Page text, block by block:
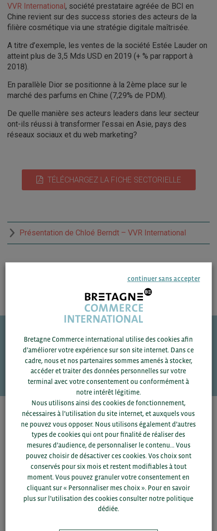
VVR International, société prestataire agréée de BCI en
Chine revient sur des success stories des acteurs de la
filière cosmétique via une stratégie digitale maîtrisée.
A titre d’exemple, les ventes de la société Estée Lauder on
atteint plus de 3,5 Mds USD en 2019 (+ % par rapport à
2018).
En parallèle Dior se positionne à la 2ème place sur le
marché des parfums en Chine (7,29% de PDM).
De quelle manière ses acteurs leaders dans leur secteur
ont-ils réussi à transformer l’essai en Asie, pays des
réseaux sociaux et du web marketing?
TÉLÉCHARGEZ LA FICHE SECTORIELLE
Présentation de Chloé Berndt – VVR International
Une question ?
VOS CONTACTS
Pour voir les contacts, merci de renseigner votre
département et votre secteur ou connectez-vous.
SAUVEGARDER
continuer sans accepter
Bretagne Commerce international utilise des cookies afin
d’améliorer votre expérience sur son site internet. Dans ce
cadre, nous et nos partenaires sommes amenés à stocker,
accéder et traiter des données personnelles sur votre
terminal avec votre consentement ou conformément à
notre intérêt légitime.
Nous utilisons ainsi des cookies de fonctionnement,
nécessaires à l’utilisation du site internet, et auxquels vous
ne pouvez vous opposer. Nous utilisons également d’autres
types de cookies qui ont pour finalité de réaliser des
mesures d’audience, de personnaliser le contenu... Vous
pouvez choisir de désactiver ces cookies. Vos choix sont
conservés pour six mois et restent modifiables à tout
moment. Vous pouvez granuler votre consentement en
cliquant sur « Personnaliser mes choix ». Pour en savoir
plus sur l’utilisation des cookies consulter notre politique
dédiée.